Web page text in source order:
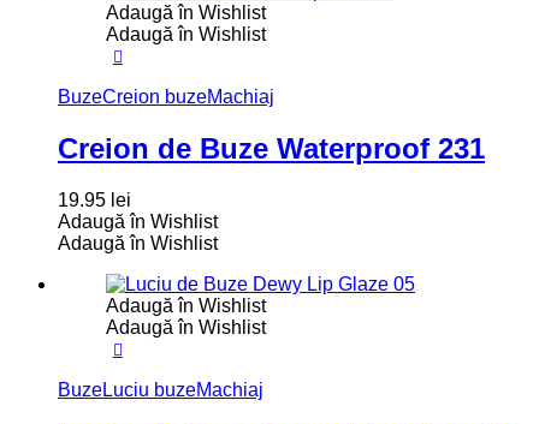
Adaugă în Wishlist
Adaugă în Wishlist
BuzeCreion buzeMachiaj
Creion de Buze Waterproof 231
19.95 lei
Adaugă în Wishlist
Adaugă în Wishlist
Adaugă în Wishlist
Adaugă în Wishlist
BuzeLuciu buzeMachiaj